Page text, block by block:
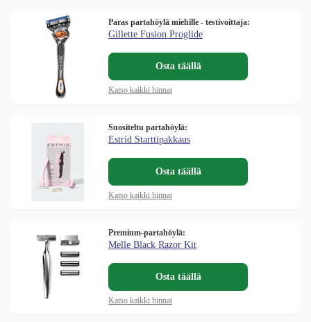
Paras partahöylä miehille - testivoittaja:
Gillette Fusion Proglide
Osta täällä
Katso kaikki hinnat
Suositeltu partahöylä:
Estrid Starttipakkaus
Osta täällä
Katso kaikki hinnat
Premium-partahöylä:
Melle Black Razor Kit
Osta täällä
Katso kaikki hinnat